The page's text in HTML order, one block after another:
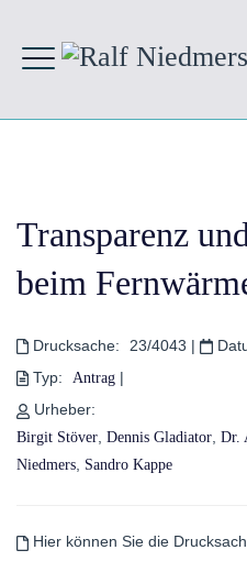
Transparenz
beim
Drucksache: 23/4043 |
Typ:
Antrag |
Urheber:
Birgit Stöver, Dennis Gladiator, Dr.
Niedmers, Sandro Kappe
Hier können Sie die